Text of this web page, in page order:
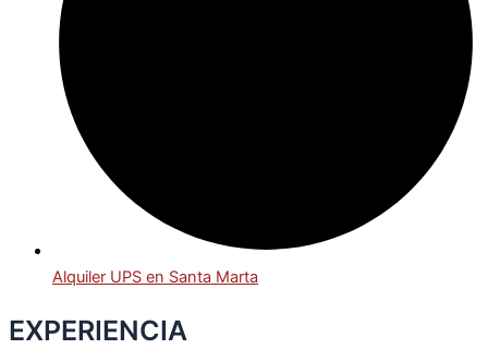
Alquiler UPS en Santa Marta
EXPERIENCIA